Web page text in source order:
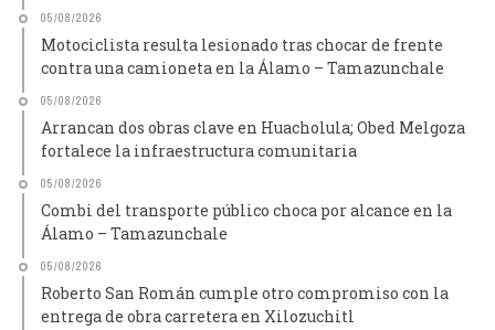
05/08/2026
Motociclista resulta lesionado tras chocar de frente
contra una camioneta en la Álamo – Tamazunchale
05/08/2026
Arrancan dos obras clave en Huacholula; Obed Melgoza
fortalece la infraestructura comunitaria
05/08/2026
Combi del transporte público choca por alcance en la
Álamo – Tamazunchale
05/08/2026
Roberto San Román cumple otro compromiso con la
entrega de obra carretera en Xilozuchitl